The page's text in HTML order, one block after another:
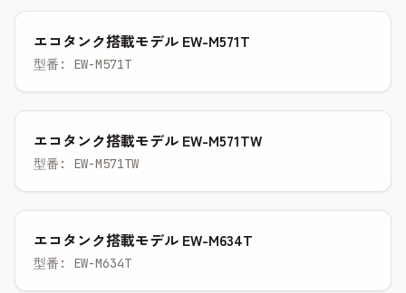
エコタンク搭載モデル EW-M571T
型番: EW-M571T
エコタンク搭載モデル EW-M571TW
型番: EW-M571TW
エコタンク搭載モデル EW-M634T
型番: EW-M634T